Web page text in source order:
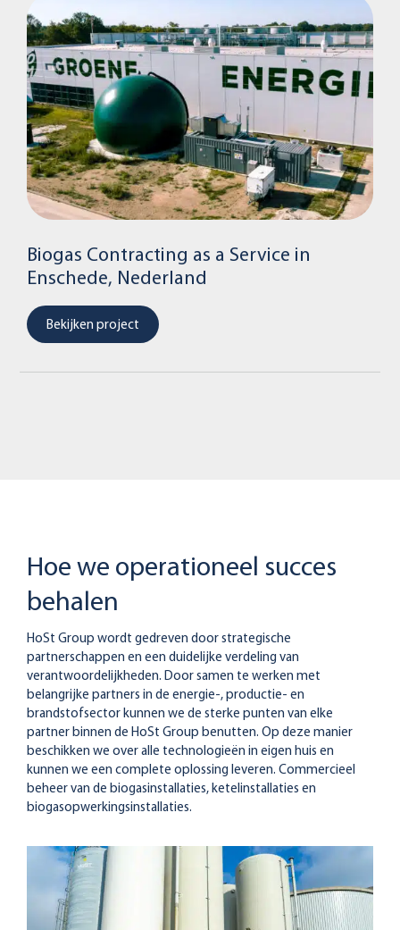
Biogas Contracting as a Service in
Enschede, Nederland
Bekijken project
Hoe we operationeel succes
behalen
HoSt Group wordt gedreven door strategische
partnerschappen en een duidelijke verdeling van
verantwoordelijkheden. Door samen te werken met
belangrijke partners in de energie-, productie- en
brandstofsector kunnen we de sterke punten van elke
partner binnen de HoSt Group benutten. Op deze manier
beschikken we over alle technologieën in eigen huis en
kunnen we een complete oplossing leveren. Commercieel
beheer van de biogasinstallaties, ketelinstallaties en
biogasopwerkingsinstallaties.